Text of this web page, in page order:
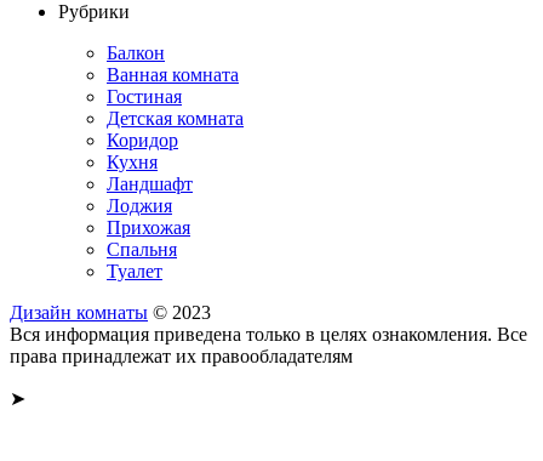
Рубрики
Балкон
Ванная комната
Гостиная
Детская комната
Коридор
Кухня
Ландшафт
Лоджия
Прихожая
Спальня
Туалет
Дизайн комнаты © 2023
Вся информация приведена только в целях ознакомления. Все
права принадлежат их правообладателям
➤